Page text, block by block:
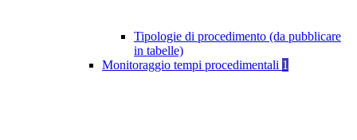
Tipologie di procedimento (da pubblicare
in tabelle)
Monitoraggio tempi procedimentali 1